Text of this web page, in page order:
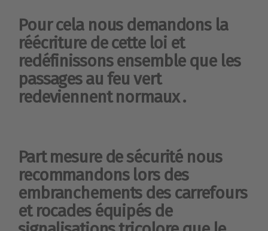
Pour cela nous demandons la
réécriture de cette loi et
redéfinissons ensemble que les
passages au feu vert
redeviennent normaux .
Part mesure de sécurité nous
recommandons lors des
embranchements des carrefours
et rocades équipés de